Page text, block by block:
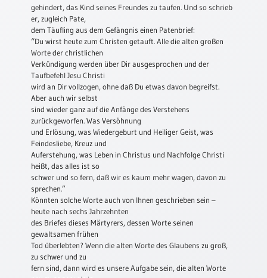
Einzug
Frühjahr
Ostern
Weihnachten
Jahreswechsel
Neutral
Urkunden
Sortimente
Neuerscheinungen
Themen
Anlässe
Taufe
gehindert, das Kind seines Freundes zu taufen. Und so schrieb
er, zugleich Pate,
dem Täufling aus dem Gefängnis einen Patenbrief:
“Du wirst heute zum Christen getauft. Alle die alten großen
Worte der christlichen
Verkündigung werden über Dir ausgesprochen und der
Taufbefehl Jesu Christi
wird an Dir vollzogen, ohne daß Du etwas davon begreifst.
Aber auch wir selbst
sind wieder ganz auf die Anfänge des Verstehens
zurückgeworfen. Was Versöhnung
und Erlösung, was Wiedergeburt und Heiliger Geist, was
Feindesliebe, Kreuz und
Auferstehung, was Leben in Christus und Nachfolge Christi
heißt, das alles ist so
schwer und so fern, daß wir es kaum mehr wagen, davon zu
sprechen.”
Könnten solche Worte auch von Ihnen geschrieben sein –
heute nach sechs Jahrzehnten
des Briefes dieses Märtyrers, dessen Worte seinen
gewaltsamen frühen
Tod überlebten? Wenn die alten Worte des Glaubens zu groß,
zu schwer und zu
fern sind, dann wird es unsere Aufgabe sein, die alten Worte